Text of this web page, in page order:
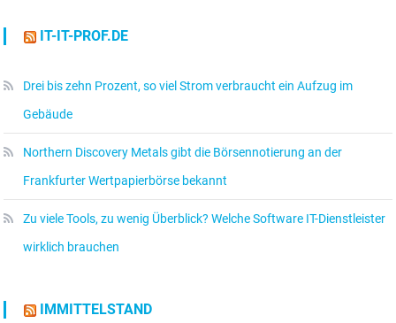
IT-IT-PROF.DE
Drei bis zehn Prozent, so viel Strom verbraucht ein Aufzug im
Gebäude
Northern Discovery Metals gibt die Börsennotierung an der
Frankfurter Wertpapierbörse bekannt
Zu viele Tools, zu wenig Überblick? Welche Software IT-Dienstleister
wirklich brauchen
IMMITTELSTAND